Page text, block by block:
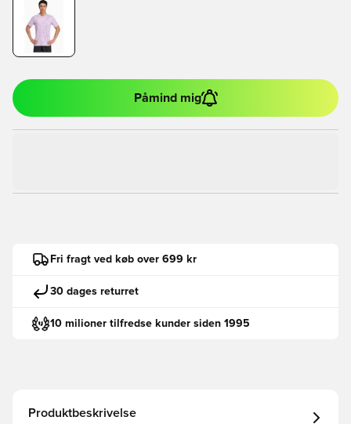
Påmind mig
Fri fragt ved køb over 699 kr
30 dages returret
10 milioner tilfredse kunder siden 1995
Produktbeskrivelse